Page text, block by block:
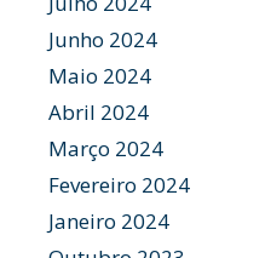
Junho 2024
Maio 2024
Abril 2024
Março 2024
Fevereiro 2024
Janeiro 2024